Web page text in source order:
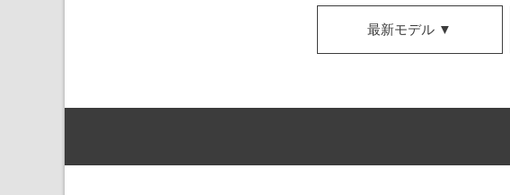
最新モデル ▼